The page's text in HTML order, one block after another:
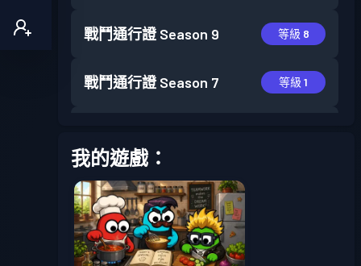
戰鬥通行證 Season 9 等級 8
戰鬥通行證 Season 7 等級 1
戰鬥通行證Season 4
戰鬥通行證Season 3
我的遊戲：